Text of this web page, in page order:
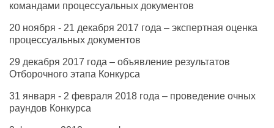
командами процессуальных документов
20 ноября - 21 декабря 2017 года – экспертная оценка
процессуальных документов
29 декабря 2017 года – объявление результатов
Отборочного этапа Конкурса
31 января - 2 февраля 2018 года – проведение очных
раундов Конкурса